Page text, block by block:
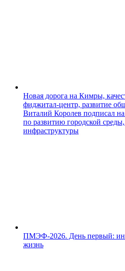
Новая дорога на Кимры,
фиджитал-центр, развитие
Виталий Королев подписал
по развитию городской
инфраструктуры
ПМЭФ-2026. День первый:
жизнь